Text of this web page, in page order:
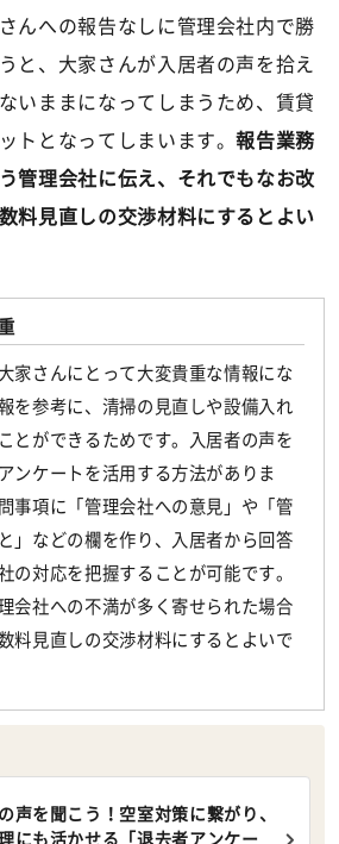
んへの報告なしに管理会社内で勝
と、大家さんが入居者の声を拾え
いままになってしまうため、賃貸
トとなってしまいます。報告業務
管理会社に伝え、それでもなお改
料見直しの交渉材料にするとよい
家さんにとって大変貴重な情報にな
を参考に、清掃の見直しや設備入れ
とができるためです。入居者の声を
ンケートを活用する方法がありま
事項に「管理会社への意見」や「管
」などの欄を作り、入居者から回答
の対応を把握することが可能です。
会社への不満が多く寄せられた場合
料見直しの交渉材料にするとよいで
声を聞こう！空室対策に繋がり、
にも活かせる「退去者アンケー